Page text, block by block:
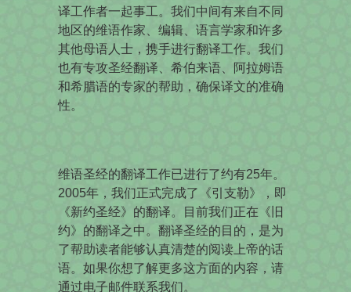
译工作者一起事工。我们中间有来自不同
地区的维语作家、编辑、语言学家和许多
其他母语人士，携手进行翻译工作。我们
也有专攻圣经翻译、希伯来语、阿拉姆语
和希腊语的专家的帮助，确保译文的准确
性。
维语圣经的翻译工作已进行了约有25年。
2005年，我们正式完成了《引支勒》，即
《新约圣经》的翻译。目前我们正在《旧
约》的翻译之中。翻译圣经的目的，是为
了帮助读者能够认真清楚的阅读上帝的话
语。如果你想了解更多这方面的内容，请
通过电子邮件联系我们。